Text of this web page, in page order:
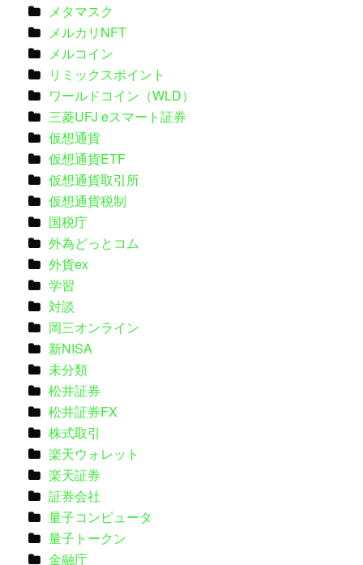
メタマスク
メルカリNFT
メルコイン
リミックスポイント
ワールドコイン（WLD）
三菱UFJ eスマート証券
仮想通貨
仮想通貨ETF
仮想通貨取引所
仮想通貨税制
国税庁
外為どっとコム
外貨ex
学習
対談
岡三オンライン
新NISA
未分類
松井証券
松井証券FX
株式取引
楽天ウォレット
楽天証券
証券会社
量子コンピュータ
量子トークン
金融庁